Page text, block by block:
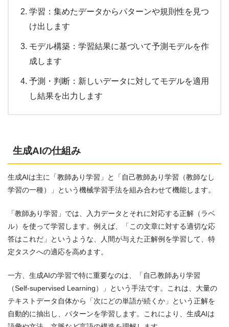
学習：集めたデータからパターンや規則性を見つ
け出します
モデル構築：学習結果に基づいて予測モデルを作
成します
予測・判断：新しいデータに対してモデルを適用
し結果を出力します
生成AIの仕組み
生成AIは主に「教師あり学習」と「自己教師あり学習（教師なし
学習の一種）」という機械学習手法を組み合わせて機能します。
「教師あり学習」では、入力データとそれに対応する正解（ラベ
ル）を使って学習します。例えば、「この文章に対する適切な応
答はこれだ」というような、人間が与えた正解例を学習して、特
定タスクへの適応を高めます。
一方、生成AIの学習で特に重要なのは、「自己教師あり学習
（Self-supervised Learning）」という手法です。これは、大量の
テキストデータ自体から「次にどの単語が続くか」という正解を
自動的に抽出し、パターンを学習します。これにより、生成AIは